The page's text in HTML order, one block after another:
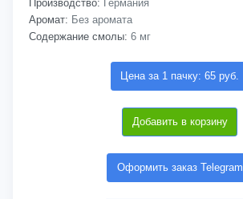
Производство: Германия
Аромат: Без аромата
Содержание смолы: 6 мг
Цена за 1 пачку: 65 руб.
Добавить в корзину
Оформить заказ Telegram